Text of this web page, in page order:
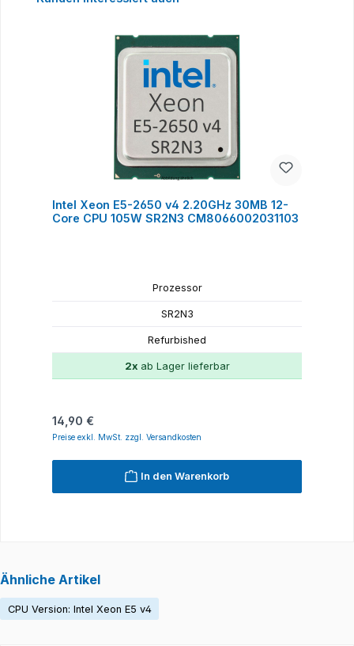
Intel Xeon E5-2650 v4 2.20GHz 30MB 12-
Core CPU 105W SR2N3 CM8066002031103
Prozessor
SR2N3
Refurbished
2xab Lager lieferbar
Regulärer Preis:
14,90 €
Preise exkl. MwSt. zzgl. Versandkosten
In den Warenkorb
Ähnliche Artikel
CPU Version: Intel Xeon E5 v4